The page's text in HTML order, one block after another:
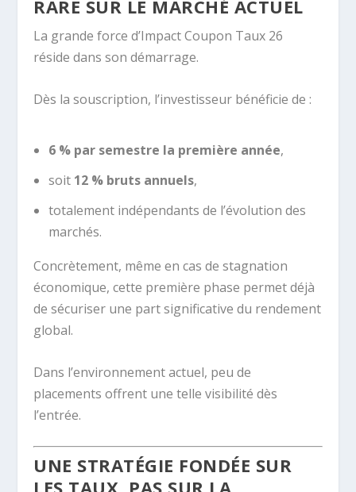
RARE SUR LE MARCHÉ ACTUEL
La grande force d’Impact Coupon Taux 26
réside dans son démarrage.
Dès la souscription, l’investisseur bénéficie de :
6 % par semestre la première année,
soit 12 % bruts annuels,
totalement indépendants de l’évolution des
marchés.
Concrètement, même en cas de stagnation
économique, cette première phase permet déjà
de sécuriser une part significative du rendement
global.
Dans l’environnement actuel, peu de
placements offrent une telle visibilité dès
l’entrée.
UNE STRATÉGIE FONDÉE SUR